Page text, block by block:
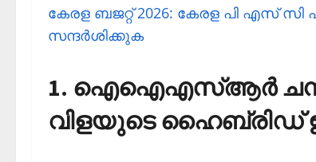
കേരള ബജറ്റ് 2026: കേരള പി എസ്
സന്ദര്‍ശിക്കുക
1. ഐഐഎസ്ആര്‍ ചന്ദ്ര
വിളയുടെ ഹൈബ്രിഡ്